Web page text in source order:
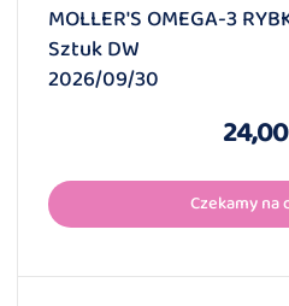
MOLLER'S OMEGA-3
Sztuk DW
2026/09/30
Czekamy na